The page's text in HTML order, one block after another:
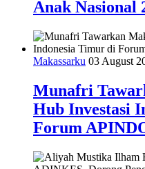
Anak Nasional
Makassarku 03 August
Munafri
Hub Investasi
Forum